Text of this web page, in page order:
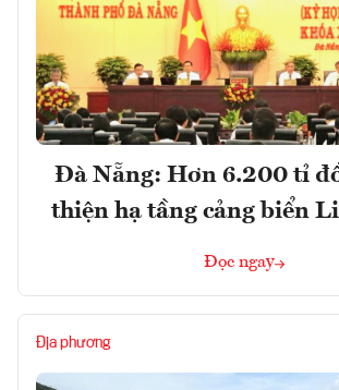
Đà Nẵng: Hơn 6.200 tỉ
thiện hạ tầng cảng biển
Đọc ngay
Địa phương